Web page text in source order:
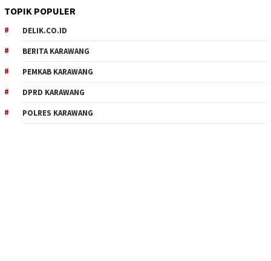
TOPIK POPULER
DELIK.CO.ID
BERITA KARAWANG
PEMKAB KARAWANG
DPRD KARAWANG
POLRES KARAWANG